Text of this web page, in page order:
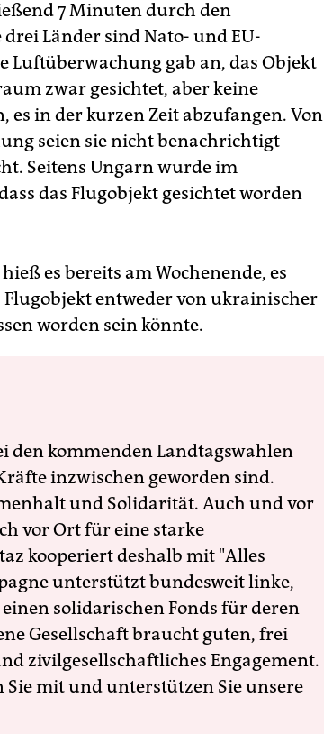
7 Minuten durch den
Länder sind Nato- und EU-
Luftüberwachung gab an, das Objekt
zwar gesichtet, aber keine
es in der kurzen Zeit abzufangen. Von
seien sie nicht benachrichtigt
Seitens Ungarn wurde im
das Flugobjekt gesichtet worden
es bereits am Wochenende, es
Flugobjekt entweder von ukrainischer
worden sein könnte.
den kommenden Landtagswahlen
inzwischen geworden sind.
und Solidarität. Auch und vor
vor Ort für eine starke
kooperiert deshalb mit "Alles
unterstützt bundesweit linke,
solidarischen Fonds für deren
Gesellschaft braucht guten, frei
zivilgesellschaftliches Engagement.
Sie mit und unterstützen Sie unsere